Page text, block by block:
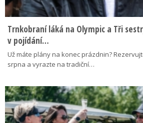
Trnkobraní láká na Olympic a Tři
v pojídání…
Už máte plány na konec prázdnin?
srpna a vyrazte na tradiční…